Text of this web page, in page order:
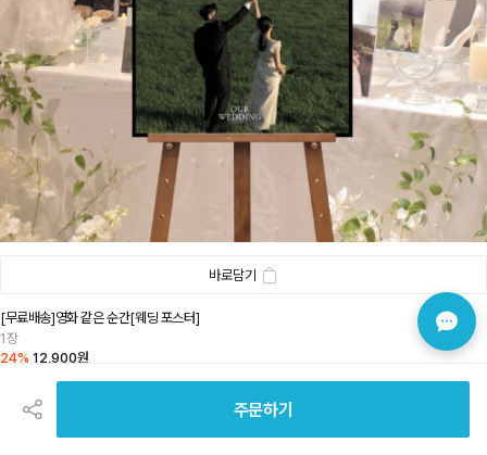
바로담기
[무료배송]영화 같은 순간[웨딩 포스터]
1장
24% 12,900원
주문하기